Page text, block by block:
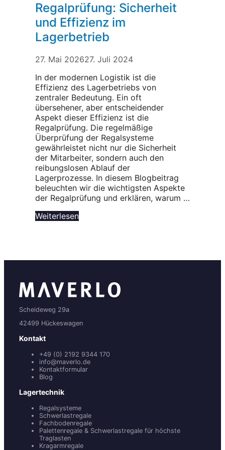
Regalprüfung: Sicherheit
und Effizienz im
Lagerbetrieb
27. Mai 202627. Juli 2024
In der modernen Logistik ist die
Effizienz des Lagerbetriebs von
zentraler Bedeutung. Ein oft
übersehener, aber entscheidender
Aspekt dieser Effizienz ist die
Regalprüfung. Die regelmäßige
Überprüfung der Regalsysteme
gewährleistet nicht nur die Sicherheit
der Mitarbeiter, sondern auch den
reibungslosen Ablauf der
Lagerprozesse. In diesem Blogbeitrag
beleuchten wir die wichtigsten Aspekte
der Regalprüfung und erklären, warum …
Weiterlesen
Scheideweg 29a
42499 Hückeswagen
Kontakt
+49 (0) 2192 9344 170
info@maverlo.de
Kontaktformular
Blog
Lagertechnik
Regalsysteme
Schwerlastregale
Fachbodenregale
Palettenregale & Schwerlastregale für höchste
Traglasten
Kragarmregale